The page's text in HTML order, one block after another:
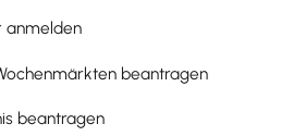
anmelden
beantragen
beantragen